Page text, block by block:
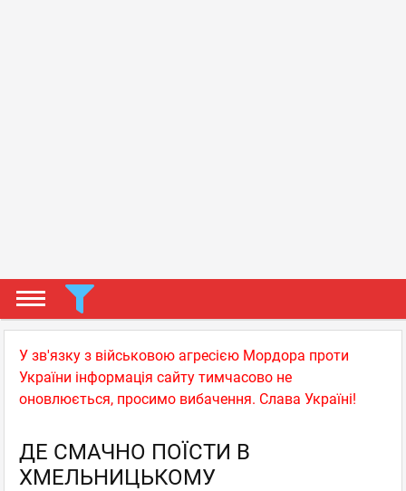
У зв'язку з військовою агресією Мордора проти
України інформація сайту тимчасово не
оновлюється, просимо вибачення. Слава Україні!
ДЕ СМАЧНО ПОЇСТИ В
ХМЕЛЬНИЦЬКОМУ